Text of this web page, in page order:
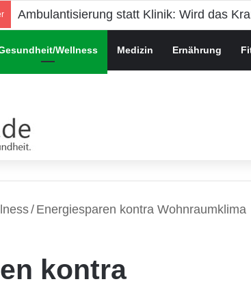
Psychische Gesundheit bei Jugendlichen
Wellness Medizin Ernährung
/ Energiesparen kontra Wohnraumklima
kontra